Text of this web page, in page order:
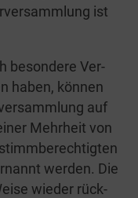
ist
beson­de­re Ver­
haben, kön­nen
auf
Mehr­heit von
wer­den. Die
wie­der rück­